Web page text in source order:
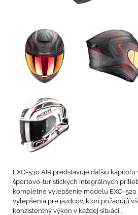
EXO-530 AIR predstavuje ďalšiu
športovo-turistických integrálnych
kompletné vylepšenie modelu EXO-520
vylepšenia pre jazdcov, ktorí požadujú
konzistentný výkon v každej situácii.